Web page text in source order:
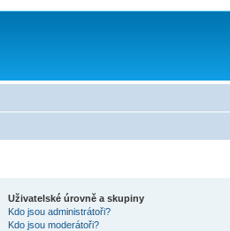
Uživatelské úrovně a skupiny
Kdo jsou administrátoři?
Kdo jsou moderátoři?